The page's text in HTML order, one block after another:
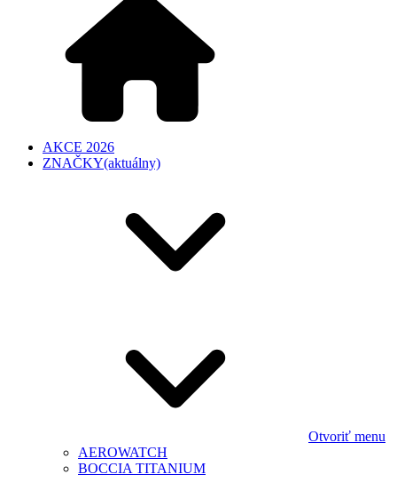
AKCE 2026
ZNAČKY(aktuálny)
Otvoriť menu
AEROWATCH
BOCCIA TITANIUM